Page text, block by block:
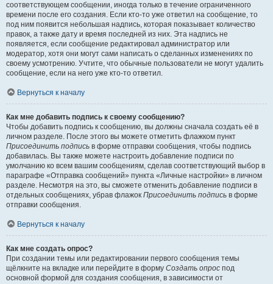
соответствующем сообщении, иногда только в течение ограниченного
времени после его создания. Если кто-то уже ответил на сообщение, то
под ним появится небольшая надпись, которая показывает количество
правок, а также дату и время последней из них. Эта надпись не
появляется, если сообщение редактировал администратор или
модератор, хотя они могут сами написать о сделанных изменениях по
своему усмотрению. Учтите, что обычные пользователи не могут удалить
сообщение, если на него уже кто-то ответил.
Вернуться к началу
Как мне добавить подпись к своему сообщению?
Чтобы добавить подпись к сообщению, вы должны сначала создать её в
личном разделе. После этого вы можете отметить флажком пункт
Присоединить подпись в форме отправки сообщения, чтобы подпись
добавилась. Вы также можете настроить добавление подписи по
умолчанию ко всем вашим сообщениям, сделав соответствующий выбор в
параграфе «Отправка сообщений» пункта «Личные настройки» в личном
разделе. Несмотря на это, вы сможете отменить добавление подписи в
отдельных сообщениях, убрав флажок Присоединить подпись в форме
отправки сообщения.
Вернуться к началу
Как мне создать опрос?
При создании темы или редактировании первого сообщения темы
щёлкните на вкладке или перейдите в форму Создать опрос под
основной формой для создания сообщения, в зависимости от